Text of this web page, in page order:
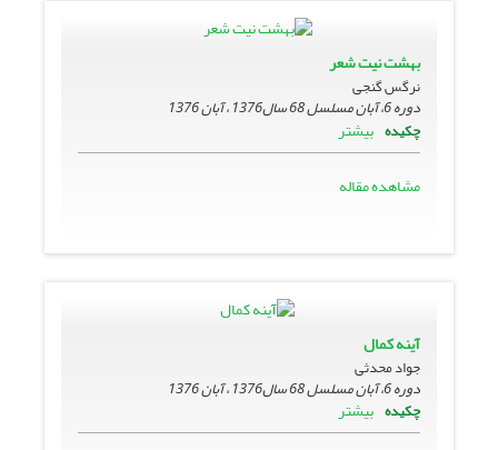
بهشت نیت شعر
نرگس گنجی
دوره 6، آبان مسلسل 68 سال1376 ، آبان 1376
چکیده بیشتر
مشاهده مقاله
آینه کمال
جواد محدثى
دوره 6، آبان مسلسل 68 سال1376 ، آبان 1376
چکیده بیشتر